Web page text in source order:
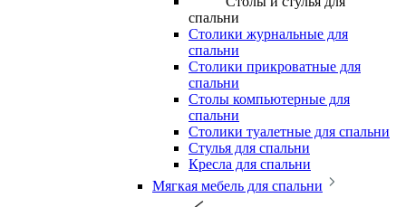
спальни
Столики журнальные для
спальни
Столики прикроватные для
спальни
Столы компьютерные для
спальни
Столики туалетные для спальни
Стулья для спальни
Кресла для спальни
Мягкая мебель для спальни